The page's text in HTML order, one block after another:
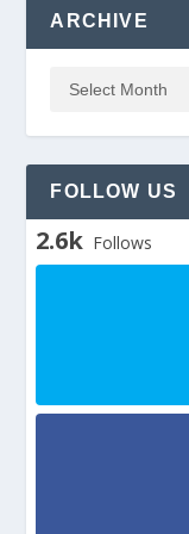
ARCHIVE
FOLLOW US
2.6k Follows